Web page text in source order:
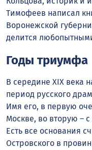
Тимофеев написал
Воронежской
делится
Годы триумфа
В середине XIX века
период русского
Имя его, в первую
Москве, во вторую –
Есть все основания
Островского в